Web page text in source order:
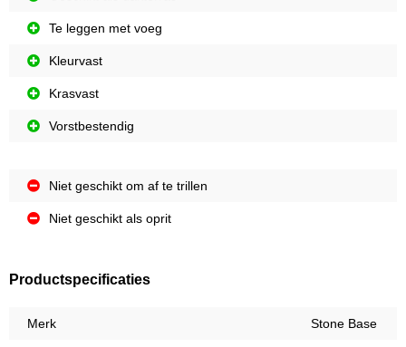
Te leggen met voeg
Kleurvast
Krasvast
Vorstbestendig
Niet geschikt om af te trillen
Niet geschikt als oprit
Productspecificaties
Merk Stone Base